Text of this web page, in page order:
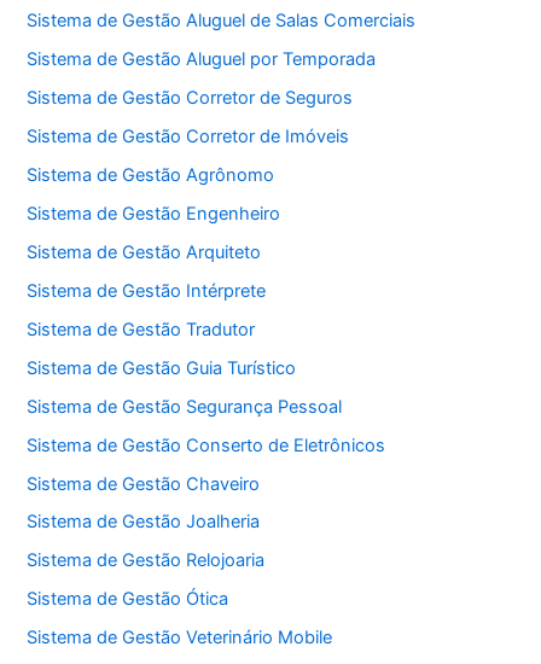
Sistema de Gestão Aluguel de Salas Comerciais
Sistema de Gestão Aluguel por Temporada
Sistema de Gestão Corretor de Seguros
Sistema de Gestão Corretor de Imóveis
Sistema de Gestão Agrônomo
Sistema de Gestão Engenheiro
Sistema de Gestão Arquiteto
Sistema de Gestão Intérprete
Sistema de Gestão Tradutor
Sistema de Gestão Guia Turístico
Sistema de Gestão Segurança Pessoal
Sistema de Gestão Conserto de Eletrônicos
Sistema de Gestão Chaveiro
Sistema de Gestão Joalheria
Sistema de Gestão Relojoaria
Sistema de Gestão Ótica
Sistema de Gestão Veterinário Mobile